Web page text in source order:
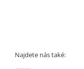
Najdete nás také: